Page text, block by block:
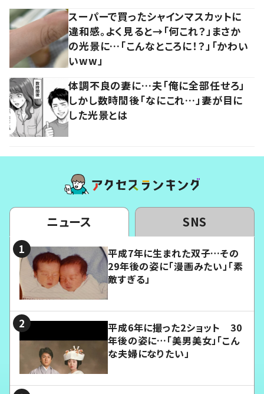
スーパーで買ったシャインマスカットに
違和感。よく見ると→「何これ？」まさか
の光景に…「こんなところに！？」「かわい
いww」
体調不良の妻に…夫「俺に全部任せろ」
しかし数時間後「なにこれ…」妻が目に
した光景とは
ニュース SNS
平成7年に生まれた双子…その
29年後の姿に「漫画みたい」「素
敵すぎる」
平成6年に撮った2ショット 30
年後の姿に…「美男美女」「こん
な夫婦になりたい」